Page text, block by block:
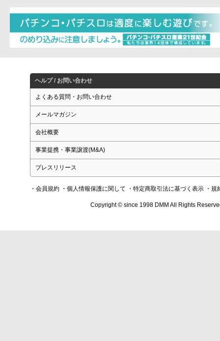
ヘルプ / お問い合わせ
よくある質問・お問い合わせ
メールマガジン
会社概要
事業提携・事業譲渡(M&A)
プレスリリース
・会員規約 ・個人情報保護に関して ・特定商取引法に基づく表示 ・規
Copyright © since 1998 DMM All Rights